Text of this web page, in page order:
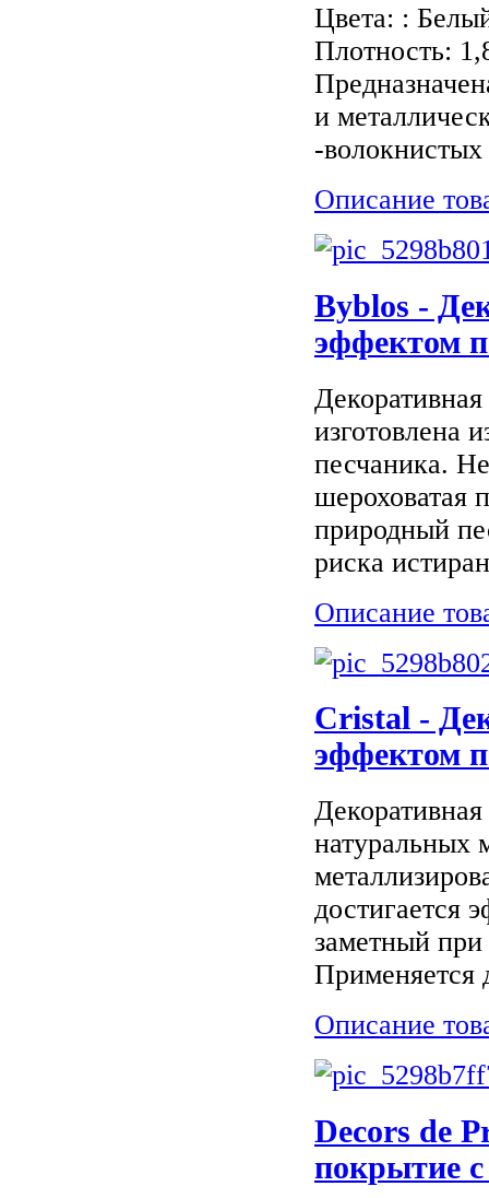
Цвета: :
Плотность:
и
-
Описание
Byblos -
эффектом
изготовлена
песчаника.
шероховатая
природный
риска
Описание
Cristal -
эффектом
натуральных
достигается
заметный
Применяется
Описание
Decors de
покрытие